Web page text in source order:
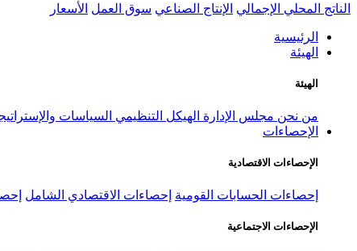
الناتج المحلي الإجمالي الإنتاج الصناعي سوق العمل الأسعار
الرئيسية
الهيئة
الهيئة
من نحن مجلس الإدارة الهيكل التنظيمي السياسات
الإحصاءات
الإحصاءات الاقتصادية
إحصاءات الحسابات القومية إحصاءات الاقتصادي الشامل
الإحصاءات الاجتماعية